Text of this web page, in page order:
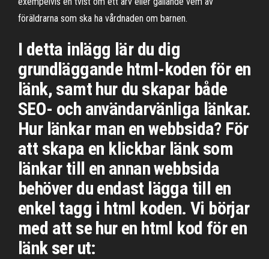
föräldrarna som ska ha vårdnaden om barnen.
I detta inlägg lär du dig
grundläggande html-koden för en
länk, samt hur du skapar både
SEO- och användarvänliga länkar.
Hur länkar man en webbsida? För
att skapa en klickbar länk som
länkar till en annan webbsida
behöver du endast lägga till en
enkel tagg i html koden. Vi börjar
med att se hur en html kod för en
länk ser ut: